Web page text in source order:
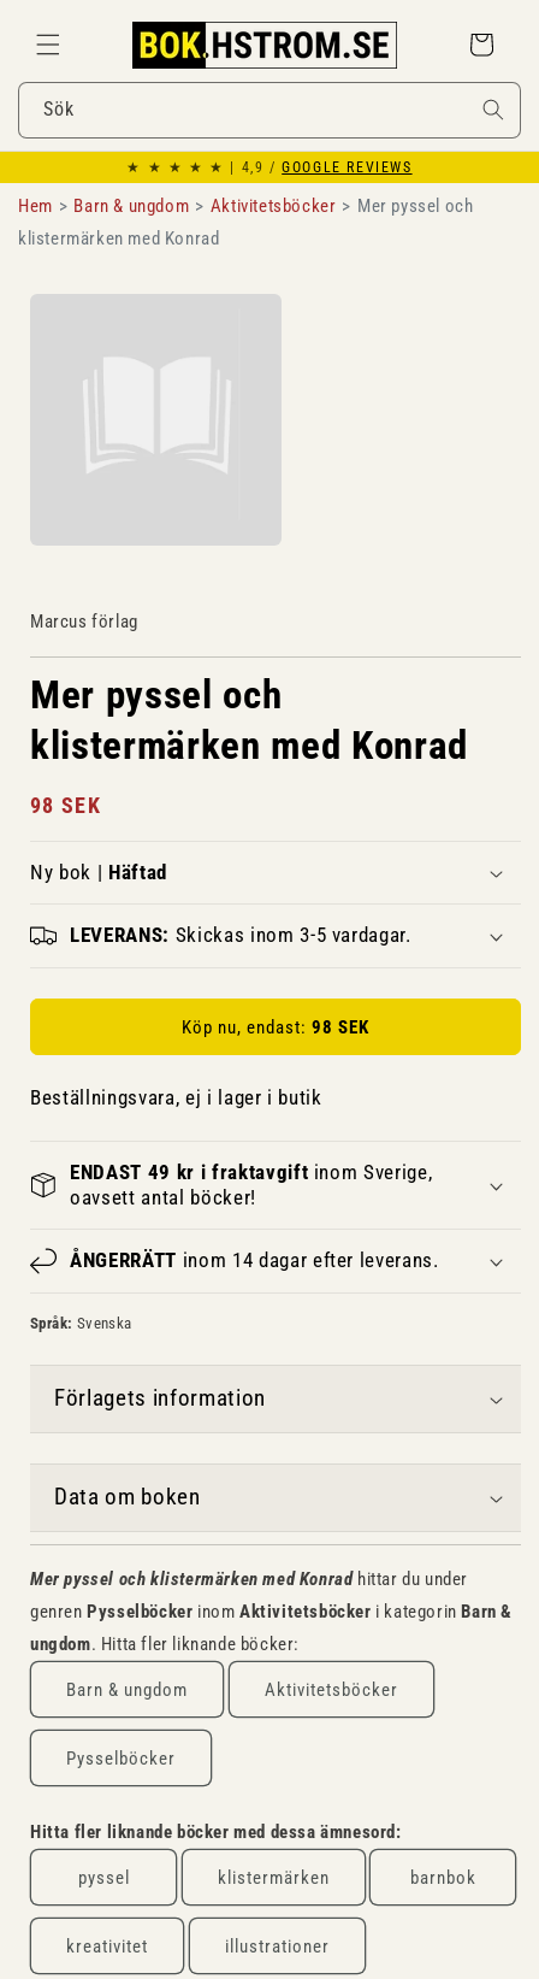
innehåll
Varukorg
Sök
★ ★ ★ ★ ★ | 4,9 /GOOGLE REVIEWS
Hem Barn & ungdom Aktivitetsböcker
Mer pyssel och
klistermärken med Konrad
vidare till
Marcus förlag
Mer pyssel och
klistermärken med Konrad
Ordinarie
98 SEK
Ny bok | Häftad
LEVERANS: Skickas inom 3-5 vardagar.
Köp nu, endast: 98 SEK
Beställningsvara, ej i lager i butik
ENDAST 49 kr i fraktavgift inom Sverige,
oavsett antal böcker!
ÅNGERRÄTT inom 14 dagar efter leverans.
Språk: Svenska
Förlagets information
Data om boken
Mer pyssel och klistermärken med Konradhittar du under
genrenPysselböcker inomAktivitetsböcker i kategorinBarn &
ungdom. Hitta fler liknande böcker:
Barn & ungdom Aktivitetsböcker
Pysselböcker
Hitta fler liknande böcker med dessa ämnesord:
pyssel klistermärken barnbok
kreativitet illustrationer